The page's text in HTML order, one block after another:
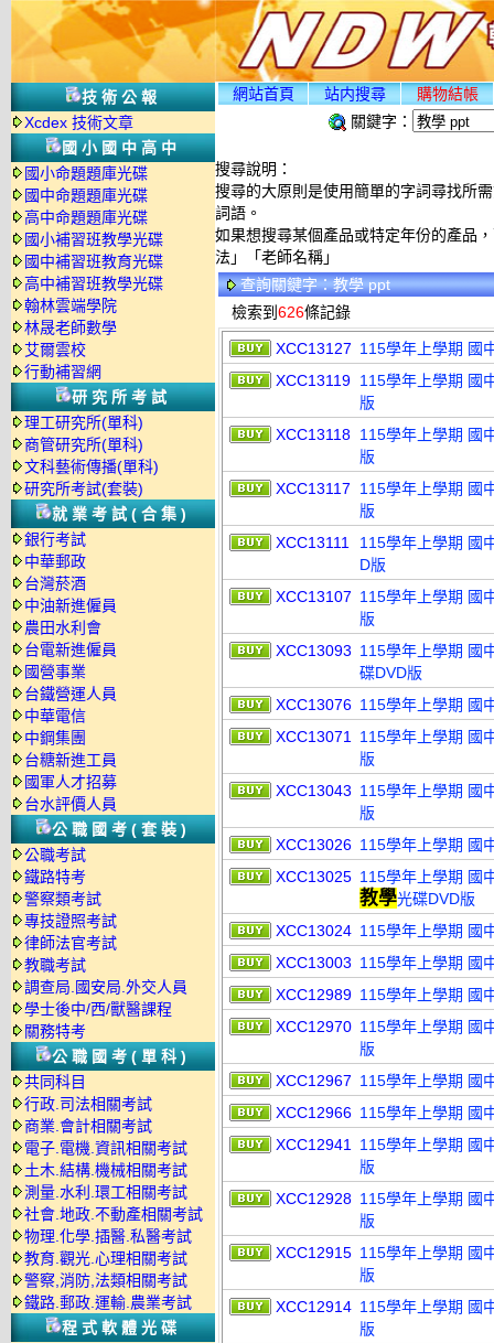
技術公報
Xcdex 技術文章
國小國中高中
國小命題題庫光碟
國中命題題庫光碟
高中命題題庫光碟
國小補習班教學光碟
國中補習班教育光碟
高中補習班教學光碟
翰林雲端學院
林晟老師數學
艾爾雲校
行動補習網
研究所考試
理工研究所(單科)
商管研究所(單科)
文科藝術傳播(單科)
研究所考試(套裝)
就業考試(合集)
銀行考試
中華郵政
台灣菸酒
中油新進僱員
農田水利會
台電新進僱員
國營事業
台鐵營運人員
中華電信
中鋼集團
台糖新進工員
國軍人才招募
台水評價人員
公職國考(套裝)
公職考試
鐵路特考
警察類考試
專技證照考試
律師法官考試
教職考試
調查局.國安局.外交人員
學士後中/西/獸醫課程
關務特考
公職國考(單科)
共同科目
行政.司法相關考試
商業.會計相關考試
電子.電機.資訊相關考試
土木.結構.機械相關考試
測量.水利.環工相關考試
社會.地政.不動產相關考試
物理.化學.插醫.私醫考試
教育.觀光.心理相關考試
警察,消防,法類相關考試
鐵路.郵政.運輸.農業考試
程式軟體光碟
網站首頁 站内搜尋
購物結帳
關鍵字：
搜尋說明：
搜尋的大原則是使用簡單的字詞尋找所
詞語。
如果想搜尋某個產品或特定年份的產品
法」「老師名稱」
查詢關鍵字：教學 ppt
檢索到 626條記錄
XCC13127 115學年上學期 國
XCC13119 115學年上學期 國
版
XCC13118 115學年上學期 國
版
XCC13117
115學年上學期 國
版
XCC13111
115學年上學期 國
D版
XCC13107 115學年上學期 國
版
XCC13093 115學年上學期 國
碟DVD版
XCC13076 115學年上學期 國
XCC13071
115學年上學期 國
版
XCC13043 115學年上學期 國
版
XCC13026 115學年上學期 國
XCC13025 115學年上學期 國
教學光碟DVD版
XCC13024 115學年上學期 國
XCC13003 115學年上學期 國
XCC12989 115學年上學期 國
XCC12970 115學年上學期 國
版
XCC12967 115學年上學期 國
XCC12966 115學年上學期 國
XCC12941
115學年上學期 國
版
XCC12928 115學年上學期 國
版
XCC12915 115學年上學期 國
版
XCC12914 115學年上學期 國
版